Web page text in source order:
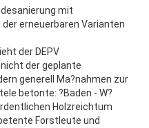
mit
erneuerbaren Varianten
der DEPV
der geplante
generell Ma?nahmen zur
betonte: ?Baden - W?
Holzreichtum
Forstleute und